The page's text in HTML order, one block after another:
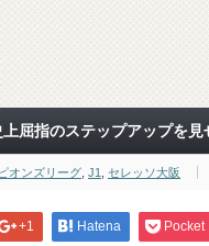
屈指のステップアップを見
オンズリーグ J1 セレッソ大阪
+1 Hatena Pocket